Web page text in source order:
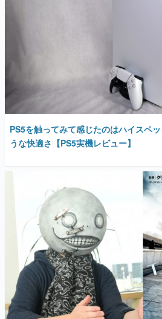
PS5を触ってみて感じたのはハイスペ
うな快適さ【PS5実機レビュー】